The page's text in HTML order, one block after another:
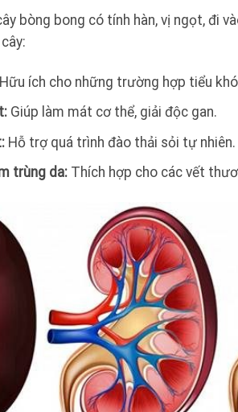
bòng bong có tính hàn, vị ngọt, đi
ích cho những trường hợp tiểu
Giúp làm mát cơ thể, giải độc gan.
Hỗ trợ quá trình đào thải sỏi tự nhiên.
trùng da:Thích hợp cho các vết